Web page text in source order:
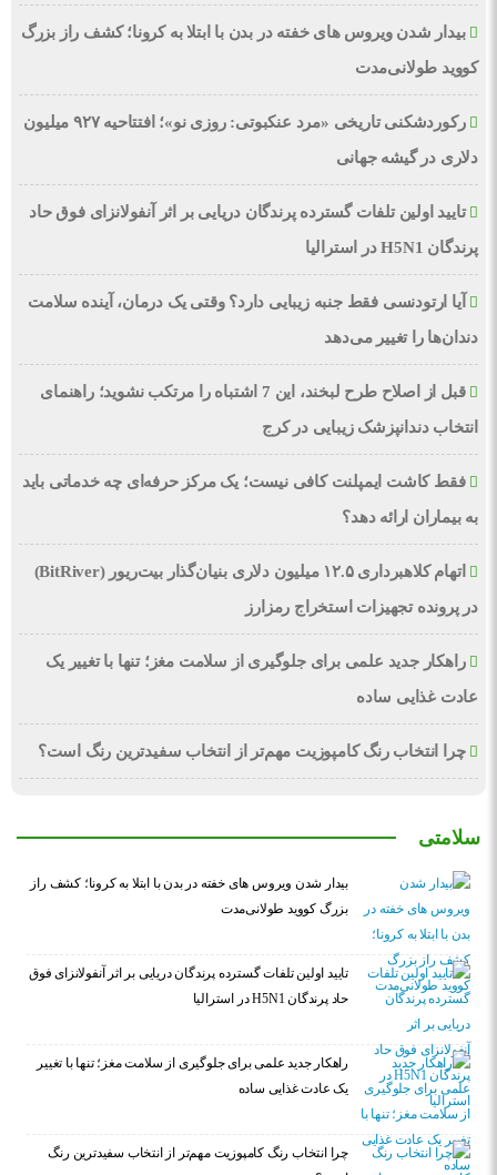
بیدار شدن ویروس‌ های خفته در بدن با ابتلا به کرونا؛ کشف راز بزرگ
کووید طولانی‌مدت
رکوردشکنی تاریخی «مرد عنکبوتی: روزی نو»؛ افتتاحیه ۹۲۷ میلیون
دلاری در گیشه جهانی
تایید اولین تلفات گسترده پرندگان دریایی بر اثر آنفولانزای فوق حاد
پرندگان H5N1 در استرالیا
آیا ارتودنسی فقط جنبه زیبایی دارد؟ وقتی یک درمان، آینده سلامت
دندان‌ها را تغییر می‌دهد
قبل از اصلاح طرح لبخند، این 7 اشتباه را مرتکب نشوید؛ راهنمای
انتخاب دندانپزشک زیبایی در کرج
فقط کاشت ایمپلنت کافی نیست؛ یک مرکز حرفه‌ای چه خدماتی باید
به بیماران ارائه دهد؟
اتهام کلاهبرداری ۱۲.۵ میلیون دلاری بنیان‌گذار بیت‌ریور (BitRiver)
در پرونده تجهیزات استخراج رمزارز
راهکار جدید علمی برای جلوگیری از سلامت مغز؛ تنها با تغییر یک
عادت غذایی ساده
چرا انتخاب رنگ کامپوزیت مهم‌تر از انتخاب سفیدترین رنگ است؟
سلامتی
بیدار شدن ویروس‌ های خفته در بدن با ابتلا به کرونا؛ کشف راز
بزرگ کووید طولانی‌مدت
تایید اولین تلفات گسترده پرندگان دریایی بر اثر آنفولانزای فوق
حاد پرندگان H5N1 در استرالیا
راهکار جدید علمی برای جلوگیری از سلامت مغز؛ تنها با تغییر
یک عادت غذایی ساده
چرا انتخاب رنگ کامپوزیت مهم‌تر از انتخاب سفیدترین رنگ